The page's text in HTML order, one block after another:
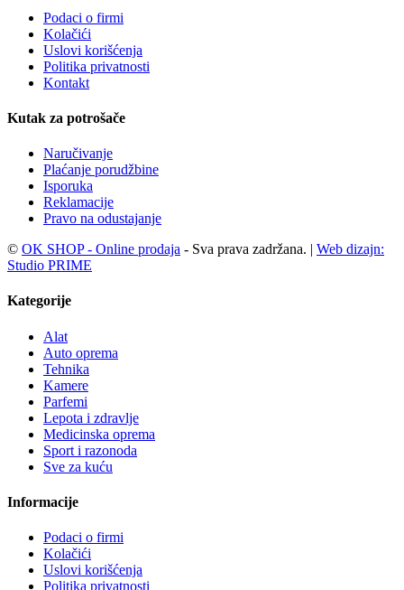
Podaci o firmi
Kolačići
Uslovi korišćenja
Politika privatnosti
Kontakt
Kutak za potrošače
Naručivanje
Plaćanje porudžbine
Isporuka
Reklamacije
Pravo na odustajanje
© OK SHOP - Online prodaja - Sva prava zadržana. | Web dizajn:
Studio PRIME
Kategorije
Alat
Auto oprema
Tehnika
Kamere
Parfemi
Lepota i zdravlje
Medicinska oprema
Sport i razonoda
Sve za kuću
Informacije
Podaci o firmi
Kolačići
Uslovi korišćenja
Politika privatnosti